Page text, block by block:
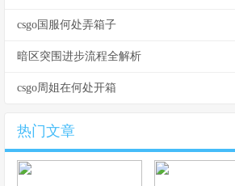
csgo国服何处弄箱子
暗区突围进步流程全解析
csgo周姐在何处开箱
热门文章